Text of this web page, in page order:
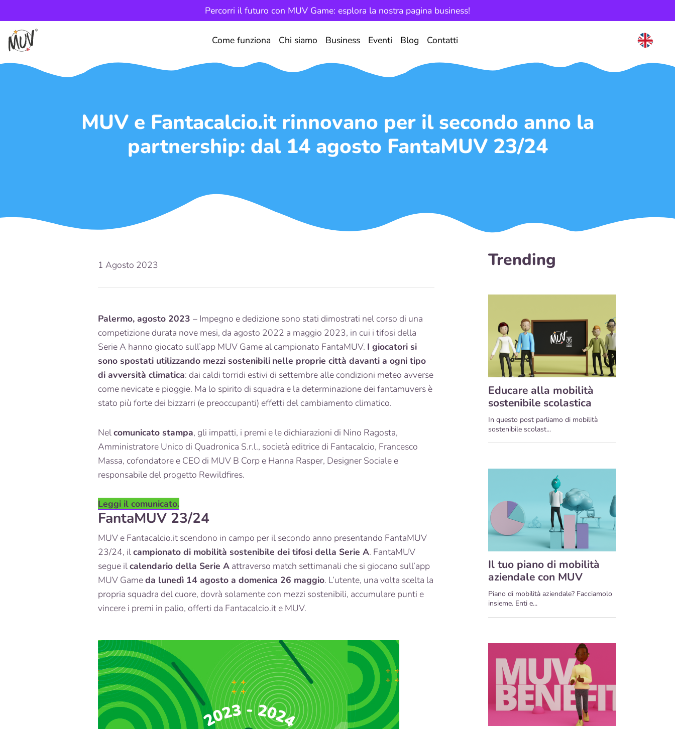
Percorri il futuro con MUV Game: esplora la nostra pagina business!
Come funziona Chi siamo Business Eventi Blog Contatti
MUV e Fantacalcio.it rinnovano per il secondo anno la
partnership: dal 14 agosto FantaMUV 23/24
1 Agosto 2023
Palermo, agosto 2023 – Impegno e dedizione sono stati dimostrati nel corso di una
competizione durata nove mesi, da agosto 2022 a maggio 2023, in cui i tifosi della
Serie A hanno giocato sull’app MUV Game al campionato FantaMUV. I giocatori si
sono spostati utilizzando mezzi sostenibili nelle proprie città davanti a ogni tipo
di avversità climatica: dai caldi torridi estivi di settembre alle condizioni meteo avverse
come nevicate e pioggie. Ma lo spirito di squadra e la determinazione dei fantamuvers è
stato più forte dei bizzarri (e preoccupanti) effetti del cambiamento climatico.
Nelcomunicato stampa, gli impatti, i premi e le dichiarazioni di Nino Ragosta,
Amministratore Unico di Quadronica S.r.l., società editrice di Fantacalcio, Francesco
Massa, cofondatore e CEO di MUV B Corp e Hanna Rasper, Designer Sociale e
responsabile del progetto Rewildfires.
Leggi il comunicato.
FantaMUV 23/24
MUV e Fantacalcio.it scendono in campo per il secondo anno presentando FantaMUV
23/24, ilcampionato di mobilità sostenibile dei tifosi della Serie A. FantaMUV
segue ilcalendario della Serie Aattraverso match settimanali che si giocano sull’app
MUV Gameda lunedì 14 agosto a domenica 26 maggio. L’utente, una volta scelta la
propria squadra del cuore, dovrà solamente con mezzi sostenibili, accumulare punti e
vincere i premi in palio, offerti da Fantacalcio.it e MUV.
Trending
Educare alla mobilità
sostenibile scolastica
In questo post parliamo di mobilità
sostenibile scolast...
Il tuo piano di mobilità
aziendale con MUV
Piano di mobilità aziendale? Facciamolo
insieme. Enti e...